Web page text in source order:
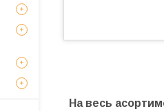
На весь